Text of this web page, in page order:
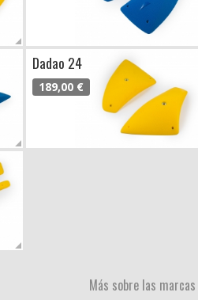
Dadao 24
189,00 €
Más sobre las marcas